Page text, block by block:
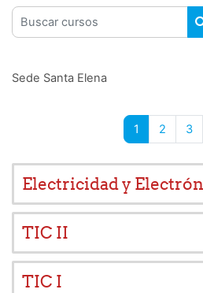
Buscar cursos
Sede Santa Elena
1 Página 1
2 Página
3
Electricidad y
TIC II
TIC I